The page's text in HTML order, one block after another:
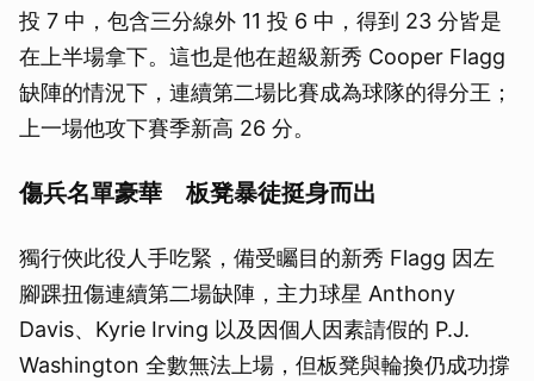
投 7 中，包含三分線外 11 投 6 中，得到 23 分皆是
在上半場拿下。這也是他在超級新秀 Cooper Flagg
缺陣的情況下，連續第二場比賽成為球隊的得分王；
上一場他攻下賽季新高 26 分。
傷兵名單豪華 板凳暴徒挺身而出
獨行俠此役人手吃緊，備受矚目的新秀 Flagg 因左
腳踝扭傷連續第二場缺陣，主力球星 Anthony
Davis、Kyrie Irving 以及因個人因素請假的 P.J.
Washington 全數無法上場，但板凳與輪換仍成功撐